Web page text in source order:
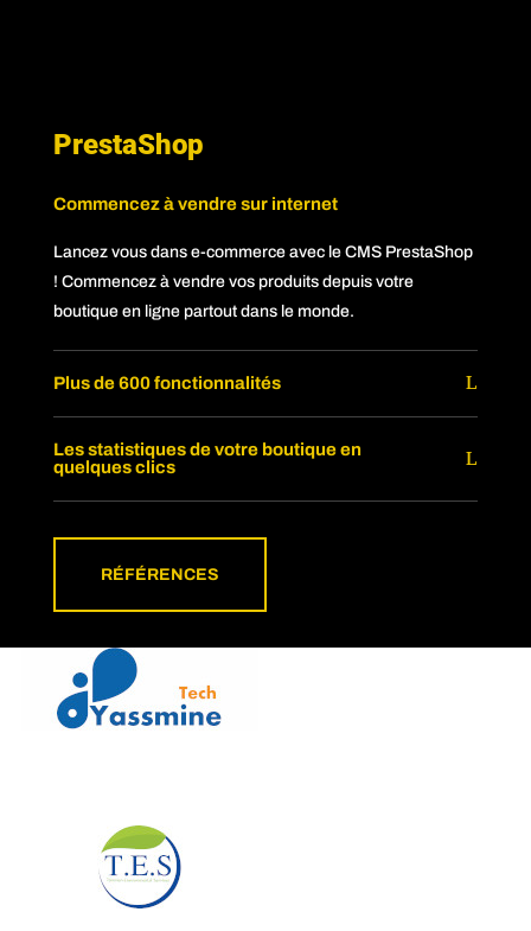
PrestaShop
Commencez à vendre sur internet
Lancez vous dans e-commerce avec le CMS PrestaShop
! Commencez à vendre vos produits depuis votre
boutique en ligne partout dans le monde.
Plus de 600 fonctionnalités
Les statistiques de votre boutique en
quelques clics
RÉFÉRENCES